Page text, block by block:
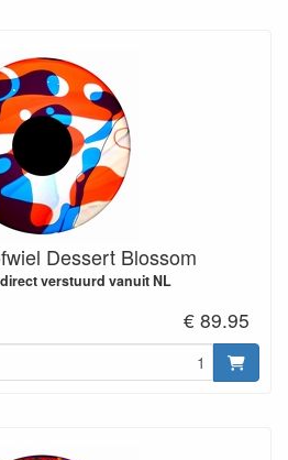
Dessert Blossom
verstuurd vanuit NL
€ 89.95